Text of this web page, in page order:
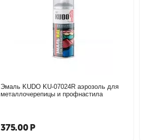
Эмаль KUDO KU-07024R аэрозоль для
металлочерепицы и профнастила
375.00 Р